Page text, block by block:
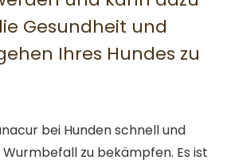
Gesundheit und
Ihres Hundes zu
bei Hunden schnell und
zu bekämpfen. Es ist